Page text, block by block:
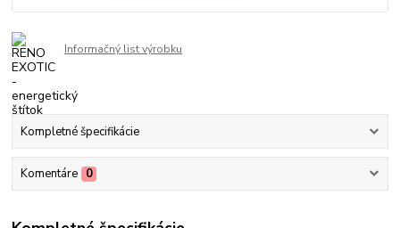
Informačný list výrobku
Kompletné špecifikácie
Komentáre 0